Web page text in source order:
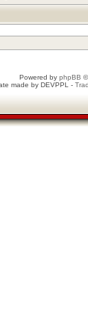
Powered by phpBB
made by DEVPPL -